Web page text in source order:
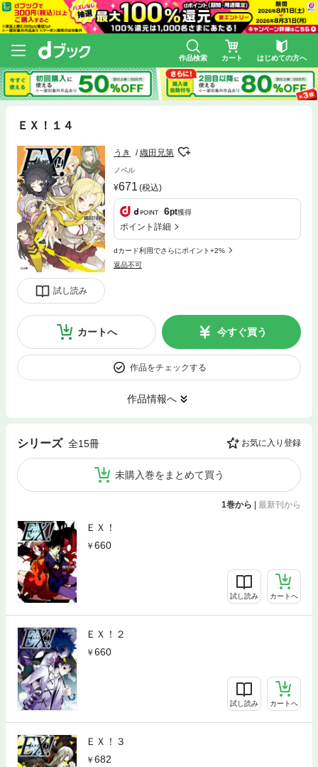
作品検索 カート はじめての方へ
ＥＸ！１４
試し読み
うき 織田兄第
ノベル
671 (税込)
6pt獲得
ポイント詳細
dカード利用でさらにポイント+2%
返品不可
カートへ 今すぐ買う
作品をチェックする
作品情報へ
シリーズ 全15冊 お気に入り登録
未購入巻をまとめて買う
1巻から | 最新刊から
ＥＸ！
660
試し読み カートへ
ＥＸ！２
660
試し読み カートへ
ＥＸ！３
682